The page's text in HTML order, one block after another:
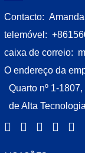
Contacto:
telemóvel:
caixa de correio:
O endereço da
Quarto nº 1-
de Alta